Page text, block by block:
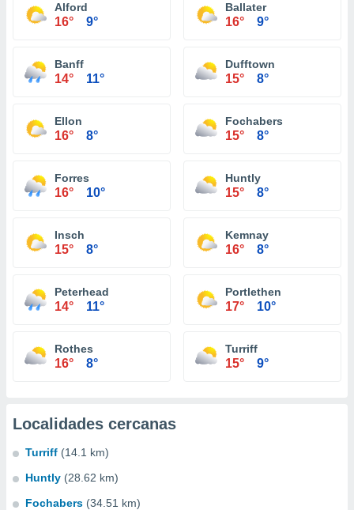
Alford
16° 9°
Ballater
16° 9°
Banff
14° 11°
Dufftown
15° 8°
Ellon
16° 8°
Fochabers
15° 8°
Forres
16° 10°
Huntly
15° 8°
Insch
15° 8°
Kemnay
16° 8°
Peterhead
14° 11°
Portlethen
17° 10°
Rothes
16° 8°
Turriff
15° 9°
Localidades cercanas
Turriff (14.1 km)
Huntly (28.62 km)
Fochabers (34.51 km)